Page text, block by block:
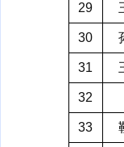
29
30
31
32
33